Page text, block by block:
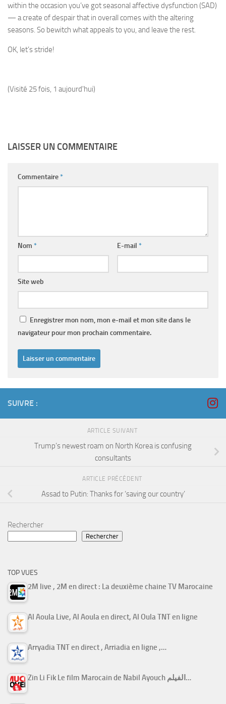
within the occasion you’ve got seasonal affective dysfunction (SAD)
— a create of despair that in overall comes with the altering
seasons. So bewitch what appeals to you, and leave the rest.
OK, let’s stride!
(Visité 25 fois, 1 aujourd'hui)
LAISSER UN COMMENTAIRE
Commentaire*
Nom * E-mail *
Site web
Enregistrer mon nom, mon e-mail et mon site dans le
navigateur pour mon prochain commentaire.
SUIVRE :
ARTICLE SUIVANT
Trump’s newest roam on North Korea is confusing
consultants
ARTICLE PRÉCÉDENT
Assad to Putin: Thanks for ‘saving our country’
Rechercher
Rechercher
TOP VUES
2M live , 2M en direct : La deuxième chaine TV Marocaine
Al Aoula Live, Al Aoula en direct, Al Oula TNT en ligne
Arryadia TNT en direct , Arriadia en ligne ,…
Zin Li Fik Le film Marocain de Nabil Ayouch الفيلم…